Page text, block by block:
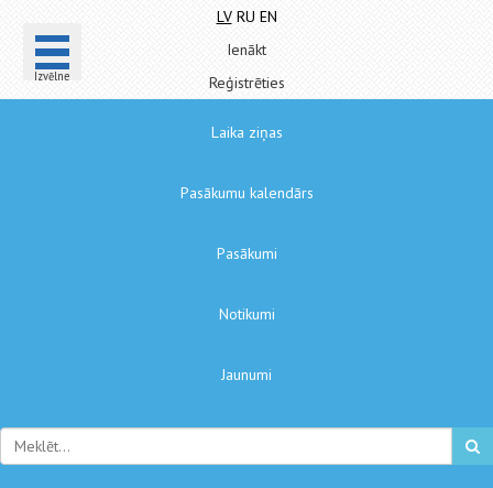
Izvēlne
LV RU EN
Ienākt
Reģistrēties
Laika ziņas
Pasākumu kalendārs
Pasākumi
Notikumi
Jaunumi